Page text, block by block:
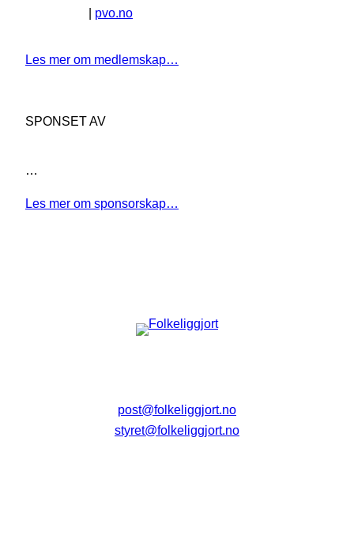
| pvo.no
Les mer om medlemskap…
SPONSET AV
…
Les mer om sponsorskap…
post@folkeliggjort.no
styret@folkeliggjort.no